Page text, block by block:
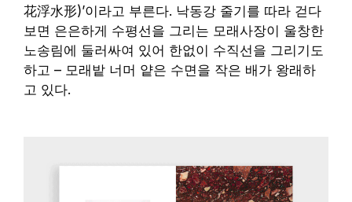
花浮水形)’이라고 부른다. 낙동강 줄기를 따라 걷다
보면 은은하게 수평선을 그리는 모래사장이 울창한
노송림에 둘러싸여 있어 한없이 수직선을 그리기도
하고 – 모래밭 너머 얕은 수면을 작은 배가 왕래하
고 있다.